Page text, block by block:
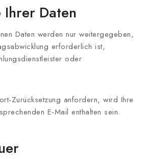
Daten
Daten werden nur weitergegeben,
erforderlich ist,
oder
Zurücksetzung anfordern, wird Ihre
E-Mail enthalten sein.